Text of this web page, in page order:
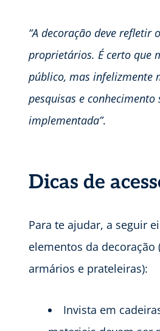
“A decoração deve
proprietários. É certo que
público, mas infelizmente
pesquisas e
implementada”.
Dicas de
Para te ajudar, a seguir
elementos da
armários e prateleiras):
Invista em